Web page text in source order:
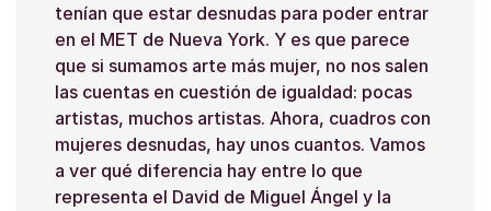
tenían que estar desnudas para poder entrar
en el MET de Nueva York. Y es que parece
que si sumamos arte más mujer, no nos salen
las cuentas en cuestión de igualdad: pocas
artistas, muchos artistas. Ahora, cuadros con
mujeres desnudas, hay unos cuantos. Vamos
a ver qué diferencia hay entre lo que
representa el David de Miguel Ángel y la